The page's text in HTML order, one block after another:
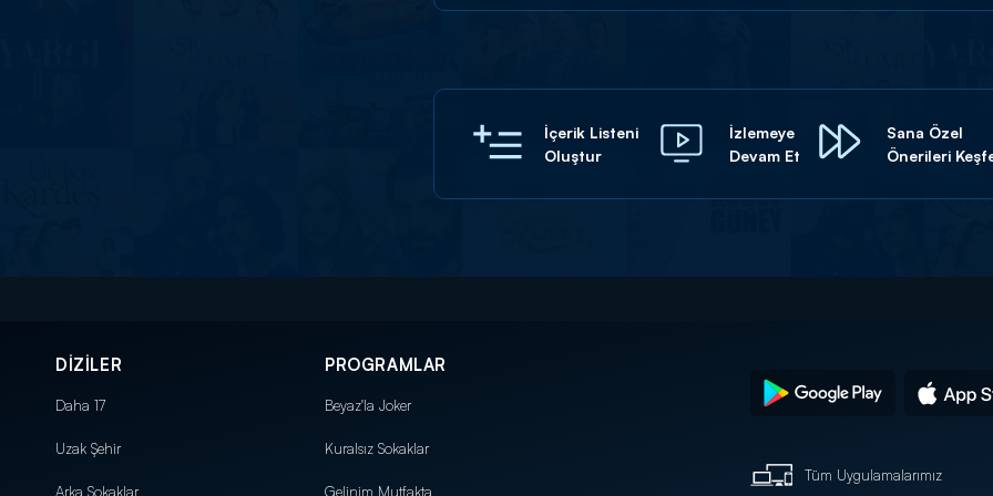
İçerik Listeni
Oluştur
İzlemeye
Devam Et
Sana Özel
Önerileri
DİZİLER
Daha 17
Uzak Şehir
Arka Sokaklar
PROGRAMLAR
Beyaz'la Joker
Kuralsız Sokaklar
Gelinim Mutfakta
Tüm Uygulamalarımız